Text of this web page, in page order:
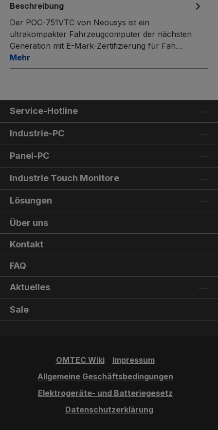
Beschreibung
Der POC-751VTC von Neousys ist ein
ultrakompakter Fahrzeugcomputer der nächsten
Generation mit E-Mark-Zertifizierung für Fah…
Mehr
Service-Hotline
Industrie-PC
Panel-PC
Industrie Touch Monitore
Lösungen
Über uns
Kontakt
FAQ
Aktuelles
Sale
OMTEC Wiki
Impressum
Allgemeine Geschäftsbedingungen
Elektrogeräte- und Batteriegesetz
Datenschutzerklärung